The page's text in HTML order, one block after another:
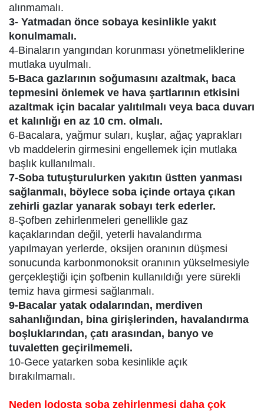
alınmamalı.
3- Yatmadan önce sobaya kesinlikle yakıt
konulmamalı.
4-Binaların yangından korunması yönetmeliklerine
mutlaka uyulmalı.
5-Baca gazlarının soğumasını azaltmak, baca
tepmesini önlemek ve hava şartlarının etkisini
azaltmak için bacalar yalıtılmalı veya baca duvarı
et kalınlığı en az 10 cm. olmalı.
6-Bacalara, yağmur suları, kuşlar, ağaç yaprakları
vb maddelerin girmesini engellemek için mutlaka
başlık kullanılmalı.
7-Soba tutuşturulurken yakıtın üstten yanması
sağlanmalı, böylece soba içinde ortaya çıkan
zehirli gazlar yanarak sobayı terk ederler.
8-Şofben zehirlenmeleri genellikle gaz
kaçaklarından değil, yeterli havalandırma
yapılmayan yerlerde, oksijen oranının düşmesi
sonucunda karbonmonoksit oranının yükselmesiyle
gerçekleştiği için şofbenin kullanıldığı yere sürekli
temiz hava girmesi sağlanmalı.
9-Bacalar yatak odalarından, merdiven
sahanlığından, bina girişlerinden, havalandırma
boşluklarından, çatı arasından, banyo ve
tuvaletten geçirilmemeli.
10-Gece yatarken soba kesinlikle açık
bırakılmamalı.
Neden lodosta soba zehirlenmesi daha çok